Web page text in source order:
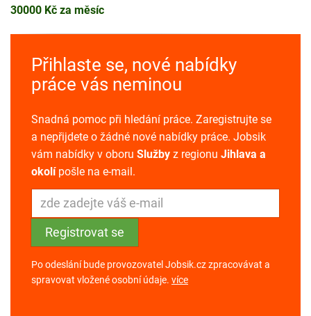
30000 Kč za měsíc
Přihlaste se, nové nabídky
práce vás neminou
Snadná pomoc při hledání práce. Zaregistrujte se
a nepřijdete o žádné nové nabídky práce. Jobsik
vám nabídky v oboru Služby z regionu Jihlava a
okolípošle na e-mail.
Po odeslání bude provozovatel Jobsik.cz zpracovávat a
spravovat vložené osobní údaje. více